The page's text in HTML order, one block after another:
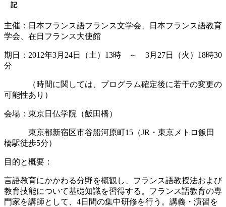
記
主催：日本フランス語フランス文学会、日本フランス語教育
学会、在日フランス大使館
期日：2012年3月24日（土）13時 ～ 3月27日（火）18時30
分
（時間に関しては、プログラム確定後に若干の変更の
可能性あり）
会場：東京日仏学院（飯田橋）
東京都新宿区市谷船河原町15（JR・東京メトロ飯田
橋駅徒歩5分）
目的と概要：
言語教育にかかわる分野を概観し、フランス語教授法および
教育技能について基礎知識を習得する。フランス語教育の専
門家を講師として、4日間の集中研修を行う。講義・演習を